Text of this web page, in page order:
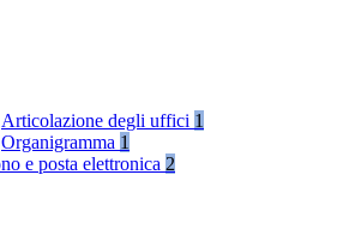
Articolazione degli uffici 1
Organigramma 1
e posta elettronica 2